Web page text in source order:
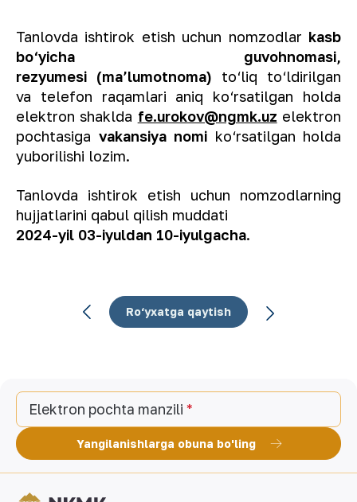
Tanlovda ishtirok etish uchun nomzodlar kasb
bo‘yicha guvohnomasi,
rezyumesi (ma’lumotnoma) to‘liq to‘ldirilgan
va telefon raqamlari aniq ko‘rsatilgan holda
elektron shaklda fe.urokov@ngmk.uz elektron
pochtasiga vakansiya nomi ko‘rsatilgan holda
yuborilishi lozim.
Tanlovda ishtirok etish uchun nomzodlarning
hujjatlarini qabul qilish muddati
2024-yil 03-iyuldan 10-iyulgacha.
Ro‘yxatga qaytish
Elektron pochta manzili
Yangilanishlarga obuna bo'ling